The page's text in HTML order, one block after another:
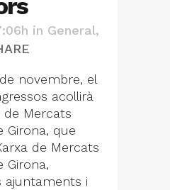
in General,
novembre, el
acollirà
de Mercats
Girona, que
de Mercats
Girona,
ajuntaments i